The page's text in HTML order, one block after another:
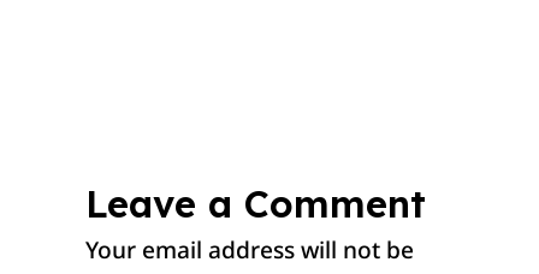
Leave a Comment
Your email address will not be